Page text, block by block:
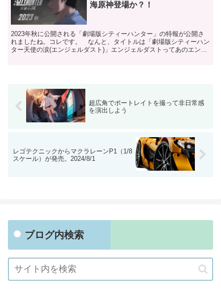
海原神登場か？！
2023年秋に公開される「劇場版シティーハンター」の特報が公開さ
れましたね。コレです。 なんと、タイトルは「劇場版シティーハン
ター天使の涙(エンジェルダスト)」エンジェルダストってあのエンジ
超広角でポートレイトを撮って非日常感
を演出しよう
レゴテクニックからマクラレーンP1（1/8
スケール）が発売。2024/8/1
ブログ内検索